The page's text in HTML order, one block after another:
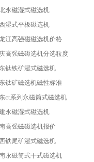
永磁湿式磁选机
湿式平板磁选机
江高强磁磁选机价格
高强磁磁选机分选粒度
钛铁矿湿式磁选机
钛矿磁选机磁性标准
ct系列永磁筒式磁选机
永磁湿式磁选机
高强磁磁选机报价
铁尾矿湿式磁选机
永磁筒式干式磁选机